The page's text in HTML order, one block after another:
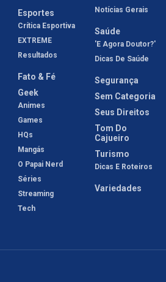
Esportes
Crítica Esportiva
EXTREME
Resultados
Fato & Fé
Geek
Animes
Games
HQs
Mangás
O Papai Nerd
Séries
Streaming
Tech
Notícias Gerais
Saúde
'E Agora Doutor?'
Dicas De Saúde
Segurança
Sem Categoria
Seus Direitos
Tom Do
Cajueiro
Turismo
Dicas E Roteiros
Variedades